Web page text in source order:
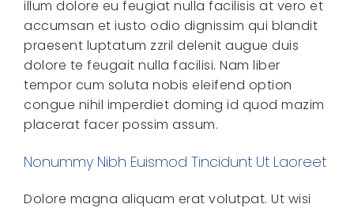
illum dolore eu feugiat nulla facilisis at vero et
accumsan et iusto odio dignissim qui blandit
praesent luptatum zzril delenit augue duis
dolore te feugait nulla facilisi. Nam liber
tempor cum soluta nobis eleifend option
congue nihil imperdiet doming id quod mazim
placerat facer possim assum.
Nonummy Nibh Euismod Tincidunt Ut Laoreet
Dolore magna aliquam erat volutpat. Ut wisi